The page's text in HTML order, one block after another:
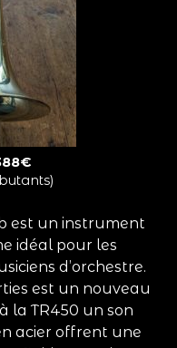
est un instrument
idéal pour les
d’orchestre.
est un nouveau
la TR450 un son
acier offrent une